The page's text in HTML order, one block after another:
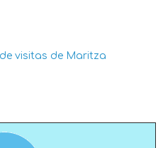
visitas de Maritza